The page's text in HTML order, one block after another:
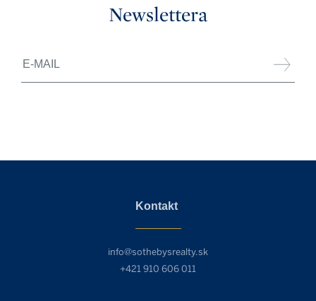
Newslettera
Kontakt
info@sothebysrealty.sk
+421 910 606 011